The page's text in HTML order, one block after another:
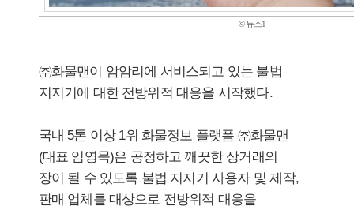
© 뉴스1
㈜화물맨이 암암리에 서비스되고 있는 불법
지지기에 대한 전방위적 대응을 시작했다.
국내 5톤 이상 1위 화물정보 플랫폼 ㈜화물맨
(대표 임영묵)은 공정하고 깨끗한 상거래의
장이 될 수 있도록 불법 지지기 사용자 및 제작,
판매 업체를 대상으로 전방위적 대응을